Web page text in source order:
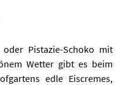
Pistazie-Schoko mit
Wetter gibt es beim
edle Eiscremes,